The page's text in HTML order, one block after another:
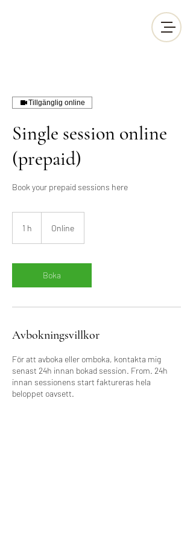
Tillgänglig online
Single session online
(prepaid)
Book your prepaid sessions here
1 h Online
Boka
Avbokningsvillkor
För att avboka eller omboka, kontakta mig
senast 24h innan bokad session. From. 24h
innan sessionens start faktureras hela
beloppet oavsett.